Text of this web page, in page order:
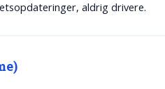
aldrig drivere.